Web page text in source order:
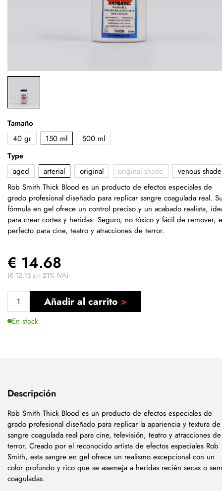
Tamaño
40 gr
150 ml
500 ml
Type
aged
arterial original original shade
venous shade
Rob Smith Thick Blood es un producto de efectos especiales de
grado profesional diseñado para replicar sangre coagulada real.
fórmula en gel ofrece un control preciso y un acabado realista,
para crear cortes y heridas. Seguro, no tóxico y fácil de remover,
perfecto para cine, teatro y atracciones de terror.
€ 14.68
(€ 12.13 sin 21% IVA)
Añadir al carrito
En stock
Descripción
Rob Smith Thick Blood es un producto de efectos especiales de
grado profesional diseñado para replicar la apariencia y textura de
sangre coagulada real para cine, televisión, teatro y atracciones de
terror. Creado por el reconocido artista de efectos especiales Rob
Smith, esta sangre en gel ofrece un realismo excepcional con un
color profundo y rico que se asemeja a heridas recién secas o
coaguladas.